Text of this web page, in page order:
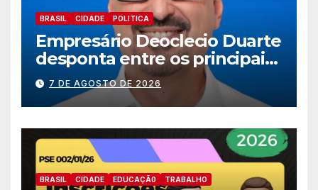
BRASIL CIDADE POLITICA
Empresário Deoclecio Duarte
desponta entre os principais
nomes do União Brasil para
deputado estadual
7 DE AGOSTO DE 2026
BRASIL CIDADE EDUCAÇÃ0 TRABALHO